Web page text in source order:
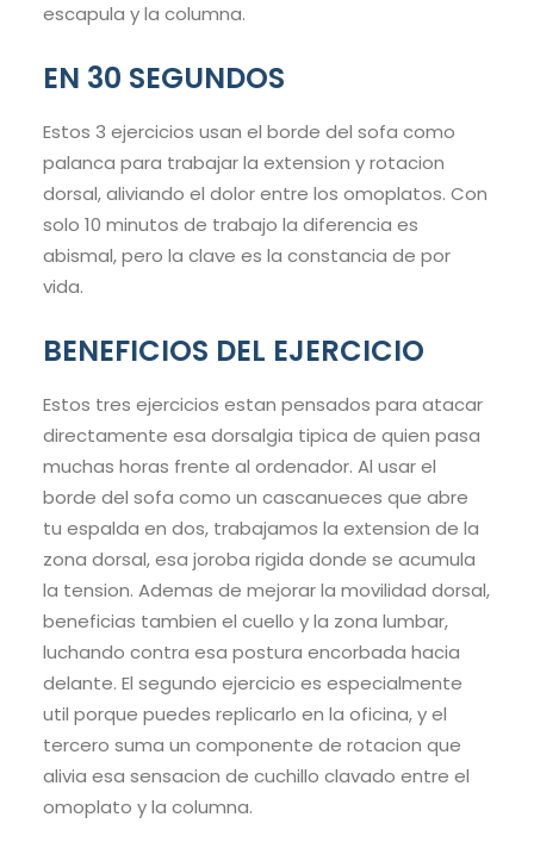
escapula y la columna.
EN 30 SEGUNDOS
Estos 3 ejercicios usan el borde del sofa como
palanca para trabajar la extension y rotacion
dorsal, aliviando el dolor entre los omoplatos. Con
solo 10 minutos de trabajo la diferencia es
abismal, pero la clave es la constancia de por
vida.
BENEFICIOS DEL EJERCICIO
Estos tres ejercicios estan pensados para atacar
directamente esa dorsalgia tipica de quien pasa
muchas horas frente al ordenador. Al usar el
borde del sofa como un cascanueces que abre
tu espalda en dos, trabajamos la extension de la
zona dorsal, esa joroba rigida donde se acumula
la tension. Ademas de mejorar la movilidad dorsal,
beneficias tambien el cuello y la zona lumbar,
luchando contra esa postura encorbada hacia
delante. El segundo ejercicio es especialmente
util porque puedes replicarlo en la oficina, y el
tercero suma un componente de rotacion que
alivia esa sensacion de cuchillo clavado entre el
omoplato y la columna.